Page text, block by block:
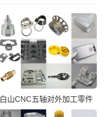
白山CNC五轴对外加工零件